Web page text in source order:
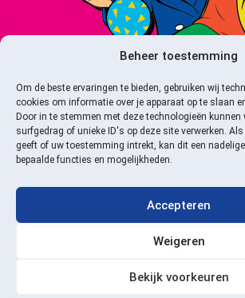
Beheer toestemming
Om de beste ervaringen te bieden, gebruiken wij
cookies om informatie over je apparaat op te slaan
Door in te stemmen met deze technologieën
surfgedrag of unieke ID's op deze site verwerken.
geeft of uw toestemming intrekt, kan dit een
bepaalde functies en mogelijkheden.
Accepteren
Weigeren
Bekijk voorkeuren
Webshop door: Buro Treur
Dé officiële fanshop voor alle merchandise van Ernst,